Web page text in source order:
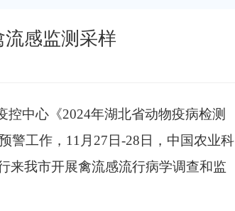
感监测采样
中心《2024年湖北省动物疫病检测
警工作，11月27日-28日，中国农业科
来我市开展禽流感流行病学调查和监